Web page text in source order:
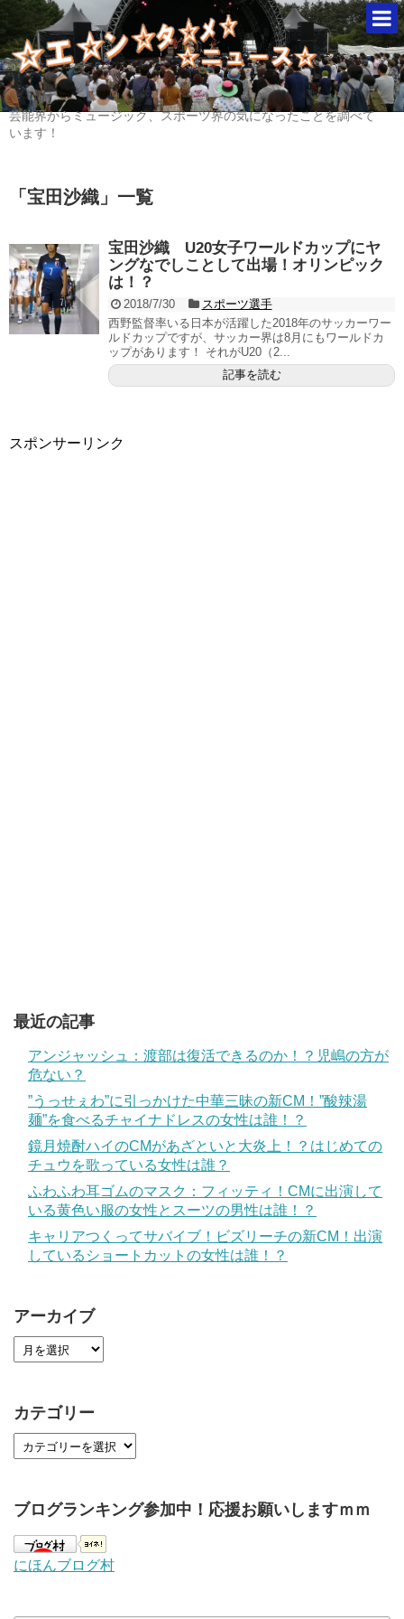
芸能界からミュージック、スポーツ界の気になったことを調べて
います！
「 宝田沙織 」 一覧
宝田沙織 U20女子ワールドカップにヤ
ングなでしことして出場！オリンピック
は！？
2018/7/30
スポーツ選手
西野監督率いる日本が活躍した2018年のサッカーワー
ルドカップですが、サッカー界は8月にもワールドカ
ップがあります！ それがU20（2...
記事を読む
スポンサーリンク
最近の記事
アンジャッシュ：渡部は復活できるのか！？児嶋の方が
危ない？
”うっせぇわ”に引っかけた中華三昧の新CM！”酸辣湯
麺”を食べるチャイナドレスの女性は誰！？
鏡月焼酎ハイのCMがあざといと大炎上！？はじめての
チュウを歌っている女性は誰？
ふわふわ耳ゴムのマスク：フィッティ！CMに出演して
いる黄色い服の女性とスーツの男性は誰！？
キャリアつくってサバイブ！ビズリーチの新CM！出演
しているショートカットの女性は誰！？
アーカイブ
カテゴリー
ブログランキング参加中！応援お願いしますｍｍ
にほんブログ村